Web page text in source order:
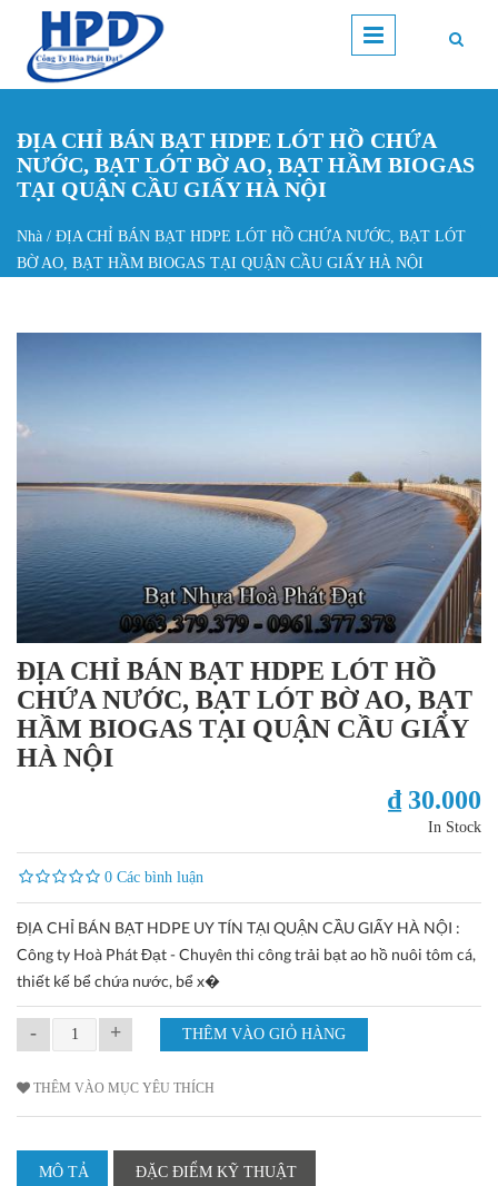
Nhảy đến nội dung
ĐỊA CHỈ BÁN BẠT HDPE LÓT HỒ CHỨA
NƯỚC, BẠT LÓT BỜ AO, BẠT HẦM BIOGAS
TẠI QUẬN CẦU GIẤY HÀ NỘI
Bạn đang ở đây
Nhà / ĐỊA CHỈ BÁN BẠT HDPE LÓT HỒ CHỨA NƯỚC, BẠT LÓT
BỜ AO, BẠT HẦM BIOGAS TẠI QUẬN CẦU GIẤY HÀ NỘI
ĐỊA CHỈ BÁN BẠT HDPE LÓT HỒ
CHỨA NƯỚC, BẠT LÓT BỜ AO, BẠT
HẦM BIOGAS TẠI QUẬN CẦU GIẤY
HÀ NỘI
₫ 30.000
In Stock
0 Các bình luận
ĐỊA CHỈ BÁN BẠT HDPE UY TÍN TẠI QUẬN CẦU GIẤY HÀ NỘI :
Công ty Hoà Phát Đạt - Chuyên thi công trải bạt ao hồ nuôi tôm cá,
thiết kế bể chứa nước, bể x�
- +
THÊM VÀO MỤC YÊU THÍCH
MÔ TẢ ĐẶC ĐIỂM KỸ THUẬT